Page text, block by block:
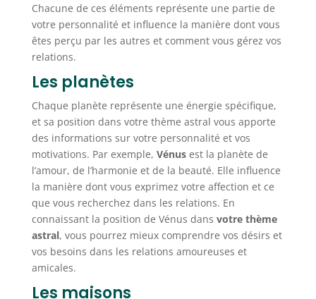
Chacune de ces éléments représente une partie de
votre personnalité et influence la manière dont vous
êtes perçu par les autres et comment vous gérez vos
relations.
Les planètes
Chaque planète représente une énergie spécifique,
et sa position dans votre thème astral vous apporte
des informations sur votre personnalité et vos
motivations. Par exemple, Vénusest la planète de
l’amour, de l’harmonie et de la beauté. Elle influence
la manière dont vous exprimez votre affection et ce
que vous recherchez dans les relations. En
connaissant la position de Vénus dans votre thème
astral, vous pourrez mieux comprendre vos désirs et
vos besoins dans les relations amoureuses et
amicales.
Les maisons